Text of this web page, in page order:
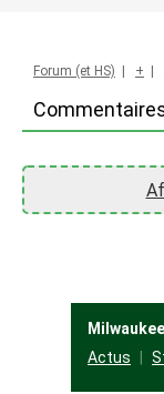
Forum (et HS) +
Actus